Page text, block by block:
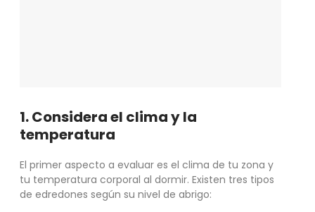
1. Considera el clima y la
temperatura
El primer aspecto a evaluar es el clima de tu zona y
tu temperatura corporal al dormir. Existen tres tipos
de edredones según su nivel de abrigo: